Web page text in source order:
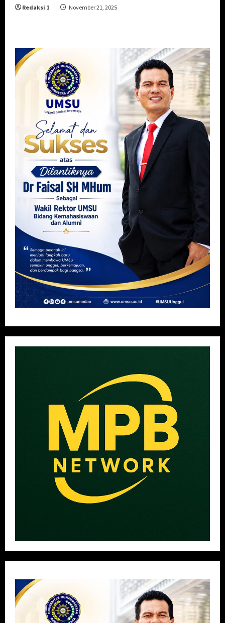
Redaksi 1 November 21, 2025